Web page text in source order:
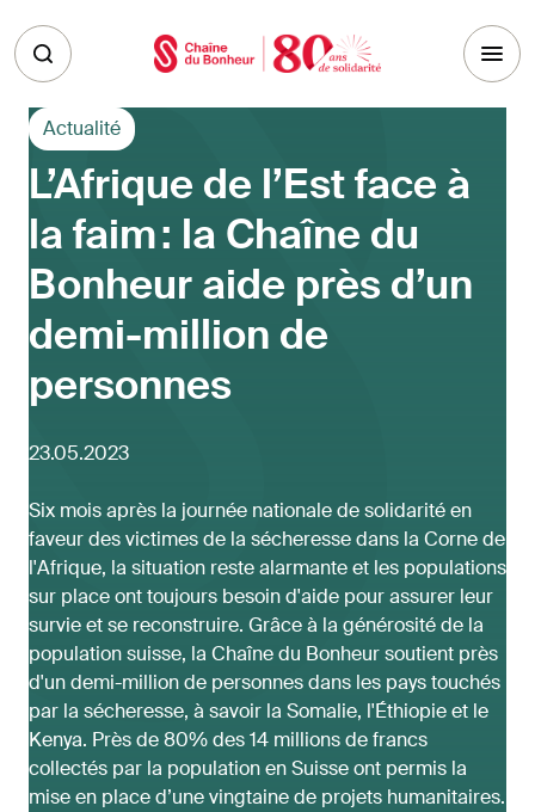
Actualité
L’Afrique de l’Est face à
la faim : la Chaîne du
Bonheur aide près d’un
demi-million de
personnes
23.05.2023
Six mois après la journée nationale de solidarité en
faveur des victimes de la sécheresse dans la Corne de
l'Afrique, la situation reste alarmante et les populations
sur place ont toujours besoin d'aide pour assurer leur
survie et se reconstruire. Grâce à la générosité de la
population suisse, la Chaîne du Bonheur soutient près
d'un demi-million de personnes dans les pays touchés
par la sécheresse, à savoir la Somalie, l'Éthiopie et le
Kenya. Près de 80% des 14 millions de francs
collectés par la population en Suisse ont permis la
mise en place d’une vingtaine de projets humanitaires.